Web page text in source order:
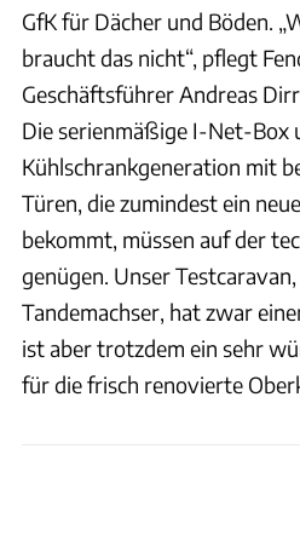
GfK für Dächer und Böden.
braucht das nicht“, pflegt
Geschäftsführer Andreas
Die serienmäßige I-Net-Box
Kühlschrankgeneration mit
Türen, die zumindest ein
bekommt, müssen auf der
genügen. Unser
Tandemachser, hat zwar
ist aber trotzdem ein sehr
für die frisch renovierte